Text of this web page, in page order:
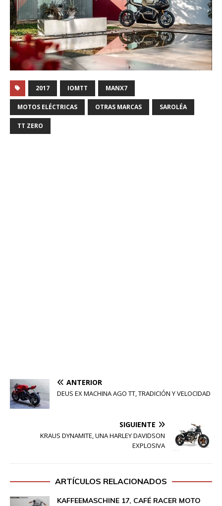
2017 IOMTT MANX7
MOTOS ELÉCTRICAS OTRAS MARCAS SAROLÉA
TT ZERO
ANTERIOR
DEUS EX MACHINA AGO TT, TRADICIÓN Y VELOCIDAD
SIGUIENTE
KRAUS DYNAMITE, UNA HARLEY DAVIDSON
EXPLOSIVA
ARTÍCULOS RELACIONADOS
KAFFEEMASCHINE 17, CAFÉ RACER MOTO